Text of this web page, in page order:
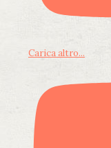
Carica altro...